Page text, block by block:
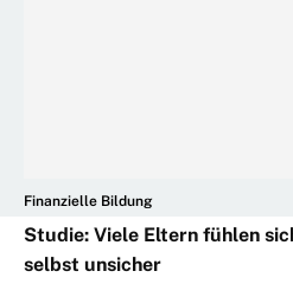
Finanzielle Bildung
Studie: Viele Eltern fühlen
selbst unsicher